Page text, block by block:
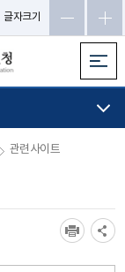
글자크기
관련사이트